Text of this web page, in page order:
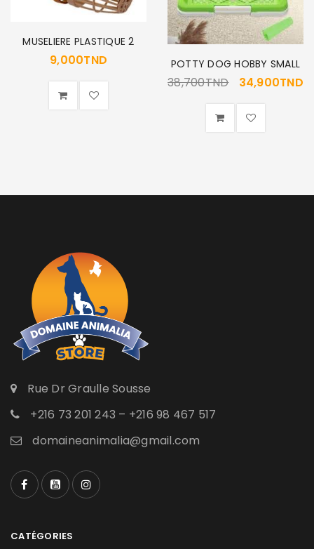
MUSELIERE PLASTIQUE 2
9,000TND POTTY DOG HOBBY SMALL
38,700TND 34,900TND
Rue Dr Graulle Sousse
+216 73 201 243 – +216 98 467 517
domaineanimalia@gmail.com
CATÉGORIES